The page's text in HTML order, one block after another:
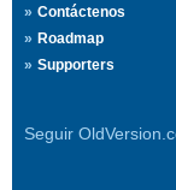
Contáctenos
Roadmap
Supporters
Seguir